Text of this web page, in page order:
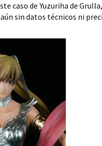
caso de Yuzuriha de
sin datos técnicos ni